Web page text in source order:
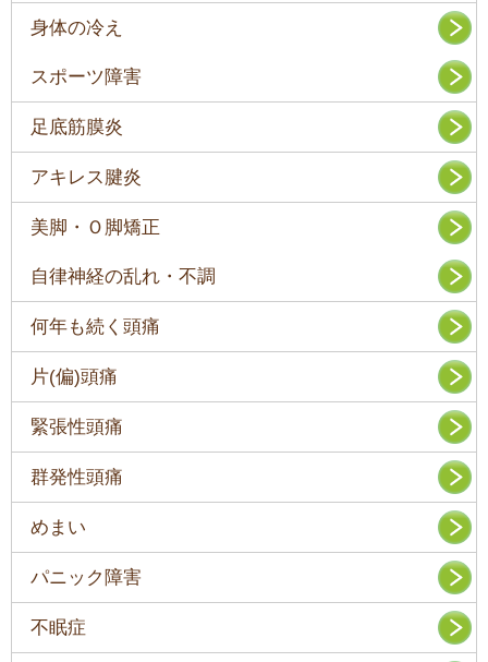
身体の冷え
スポーツ障害
足底筋膜炎
アキレス腱炎
美脚・Ｏ脚矯正
自律神経の乱れ・不調
何年も続く頭痛
片(偏)頭痛
緊張性頭痛
群発性頭痛
めまい
パニック障害
不眠症